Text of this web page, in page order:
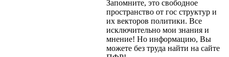
Запомните, это свободное
пространство от гос структур и
их векторов политики. Все
исключительно мои знания и
мнение! Но информацию, Вы
можете без труда найти на сайте